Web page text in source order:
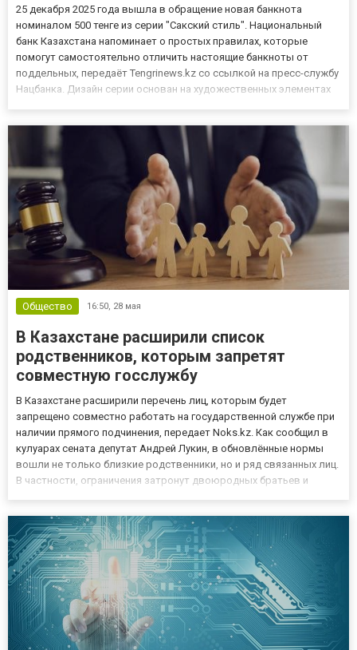
25 декабря 2025 года вышла в обращение новая банкнота
номиналом 500 тенге из серии "Сакский стиль". Национальный
банк Казахстана напоминает о простых правилах, которые
помогут самостоятельно отличить настоящие банкноты от
поддельных, передаёт Tengrinews.kz со ссылкой на пресс-службу
Нацбанка. Дизайн серии основан на художественных элементах
Общество 16:50, 28 мая
В Казахстане расширили список
родственников, которым запретят
совместную госслужбу
В Казахстане расширили перечень лиц, которым будет
запрещено совместно работать на государственной службе при
наличии прямого подчинения, передает Noks.kz. Как сообщил в
кулуарах сената депутат Андрей Лукин, в обновлённые нормы
вошли не только близкие родственники, но и ряд связанных лиц.
В частности, ограничения затронут двоюродных братьев и
се...